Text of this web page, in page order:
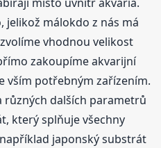
místo uvnitř akvária.
jelikož málokdo z nás má
vhodnou velikost
zakoupíme akvarijní
vším potřebným zařízením.
dalších parametrů
který splňuje všechny
japonský substrát